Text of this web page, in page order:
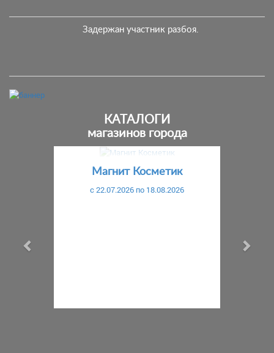
Задержан участник разбоя.
КАТАЛОГИ
магазинов города
Магнит Косметик
c 22.07.2026 по 18.08.2026